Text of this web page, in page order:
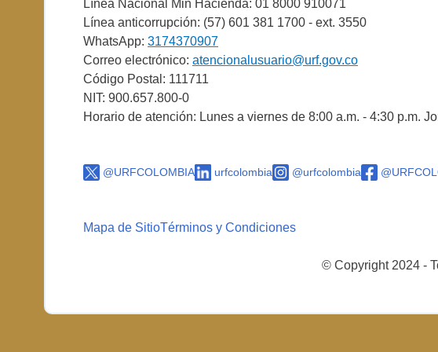
Línea Nacional Min Hacienda: 01 8000 910071
Línea anticorrupción: (57) 601 381 1700 - ext. 3550
WhatsApp: 3174370907
Correo electrónico: atencionalusuario@urf.gov.co
Código Postal: 111711
NIT: 900.657.800-0
Horario de atención: Lunes a viernes de 8:00 a.m. - 4:30 p.m.
@URFCOLOMBIA urfcolombia @urfcolombia
Mapa de SitioTérminos y Condiciones
© Copyright 2024 -